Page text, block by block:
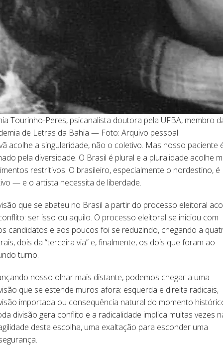
Tourinho-Peres, psicanalista doutora pela UFBA, membro
de Letras da Bahia — Foto: Arquivo pessoal
acolhe a singularidade, não o coletivo. Mas nosso paciente
pela diversidade. O Brasil é plural e a pluralidade acolhe
restritivos. O brasileiro, especialmente o nordestino, é
— e o artista necessita de liberdade.
que se abateu no Brasil a partir do processo eleitoral
ser isso ou aquilo. O processo eleitoral se iniciou com
candidatos e aos poucos foi se reduzindo, chegando a
dois da “terceira via” e, finalmente, os dois que foram ao
turno.
nosso olhar mais distante, podemos chegar a uma
que se estende muros afora: esquerda e direita radicais,
importada ou consequência natural do momento
divisão gera conflito e a radicalidade implica muitas vezes
desta escolha, uma exaltação para esconder uma